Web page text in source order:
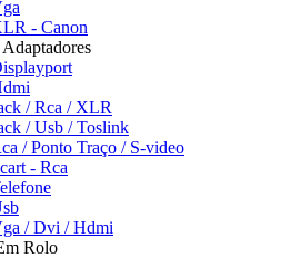
- Canon
/ Rca / XLR
/ Usb / Toslink
/ Ponto Traço / S-video
- Rca
/ Dvi / Hdmi
Rolo